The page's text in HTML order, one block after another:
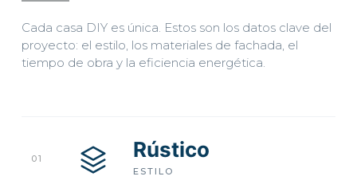
Cada casa DIY es única. Estos son los datos clave del
proyecto: el estilo, los materiales de fachada, el
tiempo de obra y la eficiencia energética.
01 Rústico
ESTILO